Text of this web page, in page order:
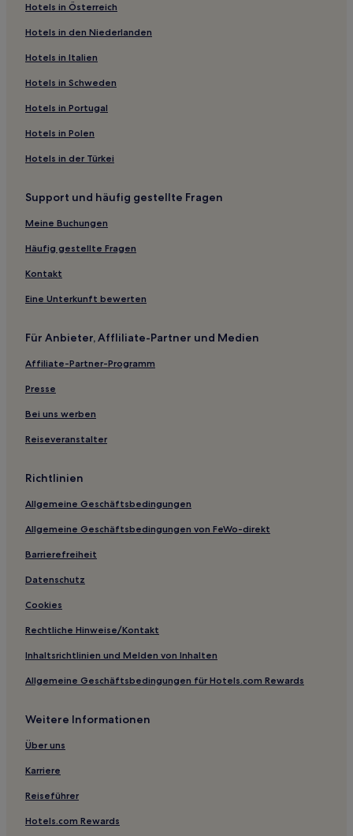
Forsbach Hotels
Pleiserhohn Hotels
Hotels nahe Stadtbahn-Haltestelle Ollenhauerstraße
Spich Hotels
Rambrücken Hotels
Hotels nahe Bonn Hauptbahnhof
Stadt Blankenberg Hotels
Leverkusen Hotels
Hotels nahe Stadtbahn-Haltestelle Oberdollendorf Nord
Hotels nahe Bahnhof Köln Airport-Businesspark
Hotels nahe Straßenbahnhaltestelle Vilich-Müldorf
Hotels nahe Stadtbahn-Haltestelle Hersel
Bonn Hotels
Hotels nahe Bahnhof Bonn-Beuel
Raderthal: Hotels
Hotels nahe Stadtbahn-Haltestelle Sürth
Birken Hotels
Siegburg Hotels
Hotels nahe Bahnhof Bonn UN Campus
Altvolberg Hotels
Hotels nahe Stadtbahn-Haltestelle Godorf
Bensberg Hotels
Hotels nahe Bundeskunsthalle
Müllekoven Hotels
Oberdollendorf Hotels
Hotels nahe Straßenbahnhaltestelle Bergstraße
Hotels nahe S-Bahnhof Spich
Hersel Hotels
Hotels nahe Stadtbahn-Haltestelle Museum Koenig
Hotels nahe Straßenbahnhaltestelle Beuel Rathaus
Hotels nahe Stadtbahn-Haltestelle Ensen Kloster
Hotels in Österreich
Hotels in den Niederlanden
Hotels in Italien
Hotels in Schweden
Hotels in Portugal
Hotels in Polen
Hotels in der Türkei
Support und häufig gestellte Fragen
Meine Buchungen
Häufig gestellte Fragen
Kontakt
Eine Unterkunft bewerten
Für Anbieter, Affliliate-Partner und Medien
Affiliate-Partner-Programm
Presse
Bei uns werben
Reiseveranstalter
Richtlinien
Allgemeine Geschäftsbedingungen
Allgemeine Geschäftsbedingungen von FeWo-direkt
Barrierefreiheit
Datenschutz
Cookies
Rechtliche Hinweise/Kontakt
Inhaltsrichtlinien und Melden von Inhalten
Allgemeine Geschäftsbedingungen für Hotels.com Rewards
Weitere Informationen
Über uns
Karriere
Reiseführer
Hotels.com Rewards